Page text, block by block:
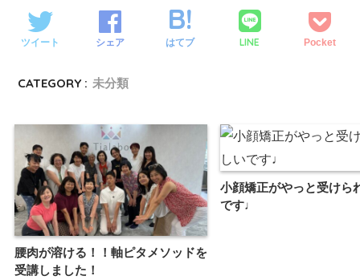
ツイート シェア はてブ LINE Pocket
CATEGORY : 未分類
腰肉が溶ける！！軸ピタメソッドを
受講しました！
小顔矯正がやっと受けら
です♩